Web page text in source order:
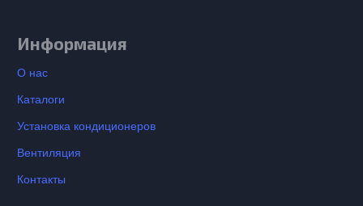
Информация
О нас
Каталоги
Установка кондиционеров
Вентиляция
Контакты